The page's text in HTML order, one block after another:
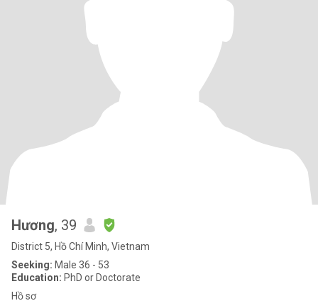
Hương, 39
District 5, Hồ Chí Minh, Vietnam
Seeking: Male 36 - 53
Education: PhD or Doctorate
Hồ sơ